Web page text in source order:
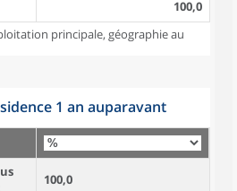
100,0
principale, géographie au
1 an auparavant
100,0